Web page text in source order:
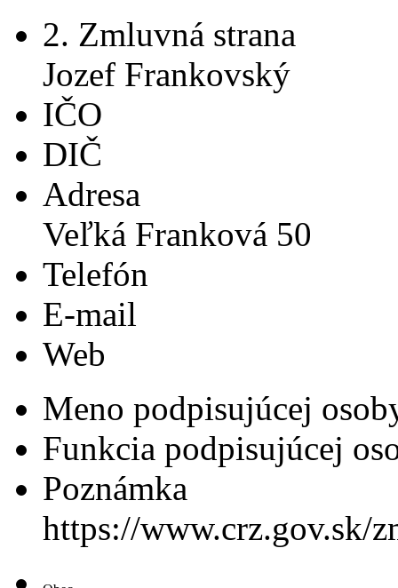
2. Zmluvná strana
Jozef Frankovský
IČO
DIČ
Adresa
Veľká Franková 50
Telefón
E-mail
Web
Meno podpisujúcej
Funkcia podpisujúcej
Poznámka
https://www.crz.gov.sk/